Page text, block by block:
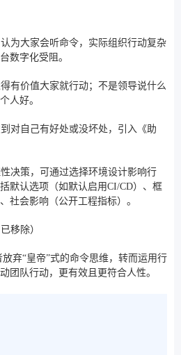
为大家会听命令，实际组织行动复杂
数字化受阻。
有价值大家就行动；不是领导说什么
人好。
对自己有好处或没坏处，引入《助
决策，可通过选择环境设计影响行
默认选项（如默认启用CI/CD）、框
社会影响（公开工程指标）。
移除）
弃“皇帝”式的命令思维，转而运用行
团队行动，更有效且更符合人性。